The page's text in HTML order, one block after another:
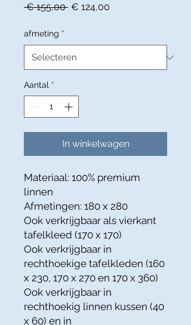
€ 155,00 Normale
€ 124,00
afmeting *
Aantal *
In winkelwagen
Materiaal: 100% premium
linnen
Afmetingen: 180 x 280
Ook verkrijgbaar als vierkant
tafelkleed (170 x 170)
Ook verkrijgbaar in
rechthoekige tafelkleden (160
x 230, 170 x 270 en 170 x 360)
Ook verkrijgbaar in
rechthoekig linnen kussen (40
x 60) en in